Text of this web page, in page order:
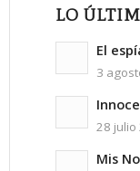
LO
El
3
28 julio
Mis